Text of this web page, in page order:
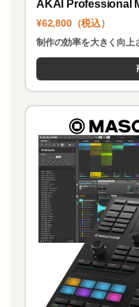
AKAI Professional
¥62,800（税込）
制作の効率を大きく向上